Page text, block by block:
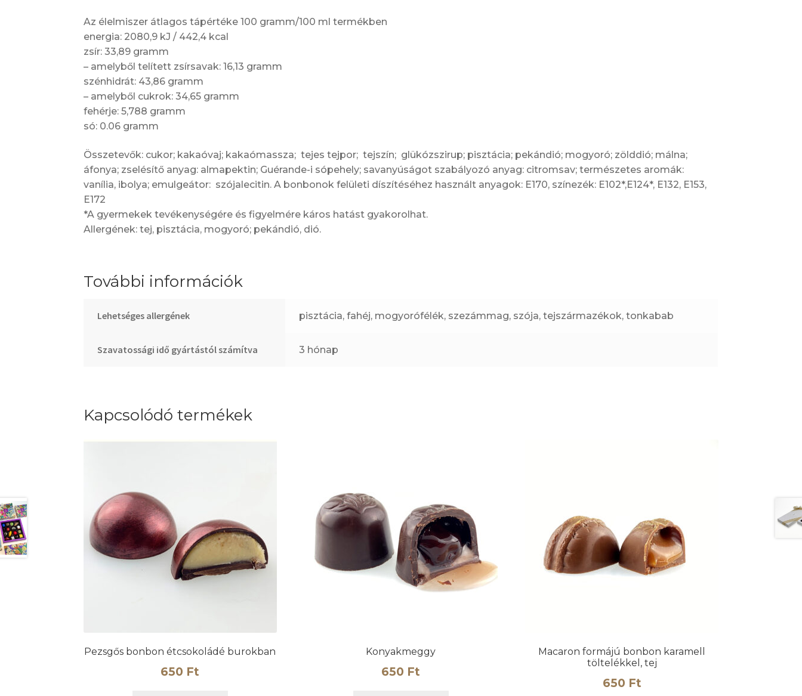
Az élelmiszer átlagos tápértéke 100 gramm/100 ml termékben
energia: 2080,9 kJ / 442,4 kcal
zsír: 33,89 gramm
– amelyből telített zsírsavak: 16,13 gramm
szénhidrát: 43,86 gramm
– amelyből cukrok: 34,65 gramm
fehérje: 5,788 gramm
só: 0.06 gramm
Összetevők: cukor; kakaóvaj; kakaómassza; tejes tejpor; tejszín; glükózszirup; pisztácia; pekándió; mogyoró; zölddió; málna;
áfonya; zselésítő anyag: almapektin; Guérande-i sópehely; savanyúságot szabályozó anyag: citromsav; természetes aromák:
vanília, ibolya; emulgeátor: szójalecitin. A bonbonok felületi díszítéséhez használt anyagok: E170, színezék: E102*,E124*, E132, E153,
E172
*A gyermekek tevékenységére és figyelmére káros hatást gyakorolhat.
Allergének: tej, pisztácia, mogyoró; pekándió, dió.
További információk
Lehetséges allergének pisztácia, fahéj, mogyorófélék, szezámmag, szója, tejszármazékok, tonkabab
Szavatossági idő gyártástól számítva 3 hónap
Kapcsolódó termékek
Pezsgős bonbon étcsokoládé burokban
650 Ft
Konyakmeggy
650 Ft
Macaron formájú bonbon karamell
töltelékkel, tej
650 Ft